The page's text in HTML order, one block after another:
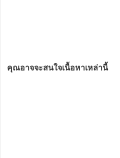
คุณอาจจะสนใจเนื้อหาเหล่านี้